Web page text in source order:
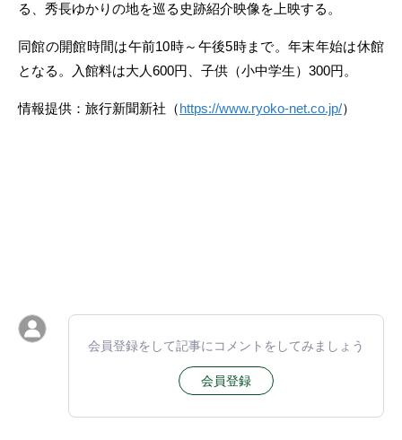
る、秀長ゆかりの地を巡る史跡紹介映像を上映する。
同館の開館時間は午前10時～午後5時まで。年末年始は休館
となる。入館料は大人600円、子供（小中学生）300円。
情報提供：旅行新聞新社（https://www.ryoko-net.co.jp/）
会員登録をして記事にコメントをしてみましょう
会員登録